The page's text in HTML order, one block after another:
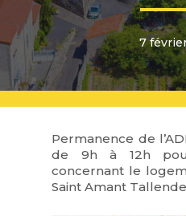
7
Permanence de
de 9h à 12h
concernant le
Saint Amant